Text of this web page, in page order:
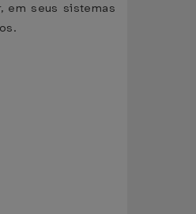
em seus sistemas